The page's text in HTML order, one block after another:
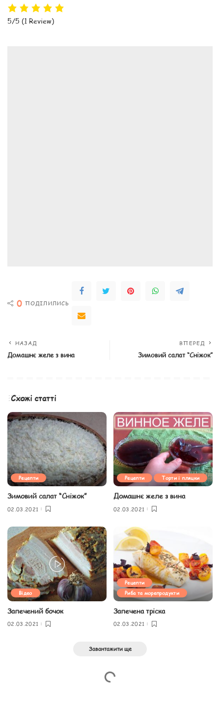
5/5 (1 Review)
0 ПОДІЛИЛИСЬ
НАЗАД
Домашнє желе з вина
ВПЕРЕД
Зимовий салат “Сніжок”
Схожі статті
Рецепти
Зимовий салат “Сніжок”
02.03.2021
Рецепти Торти і пляцки
Домашнє желе з вина
02.03.2021
Відео
Запечений бочок
02.03.2021
Рецепти
Риба та морепродукти
Запечена тріска
02.03.2021
Завантажити ще